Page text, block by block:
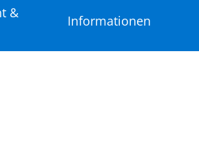
&
Informationen